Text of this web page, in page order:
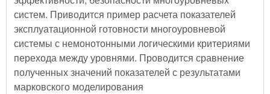
систем. Приводится пример расчета показателей
эксплуатационной готовности многоуровневой
системы с немонотонными логическими критериями
перехода между уровнями. Проводится сравнение
полученных значений показателей с результатами
марковского моделирования